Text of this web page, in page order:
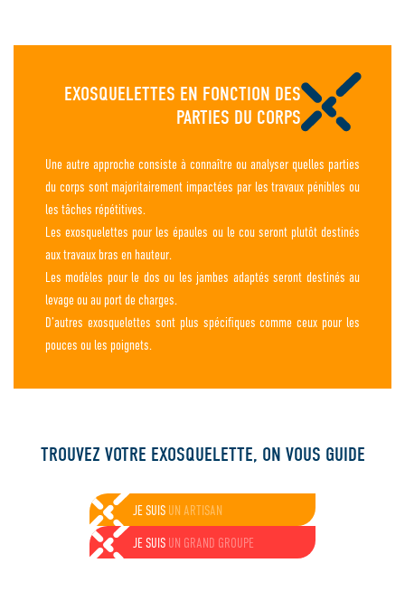
EXOSQUELETTES EN FONCTION DES
PARTIES DU CORPS
Une autre approche consiste à connaître ou analyser quelles parties
du corps sont majoritairement impactées par les travaux pénibles ou
les tâches répétitives.
Les exosquelettes pour les épaules ou le cou seront plutôt destinés
aux travaux bras en hauteur.
Les modèles pour le dos ou les jambes adaptés seront destinés au
levage ou au port de charges.
D’autres exosquelettes sont plus spécifiques comme ceux pour les
pouces ou les poignets.
TROUVEZ VOTRE EXOSQUELETTE, ON VOUS GUIDE
JE SUIS UN PARTICULIER
JE SUIS UNE ENTREPRISE